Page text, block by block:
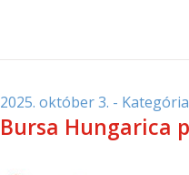
2025. október 3. -
Bursa Hungarica